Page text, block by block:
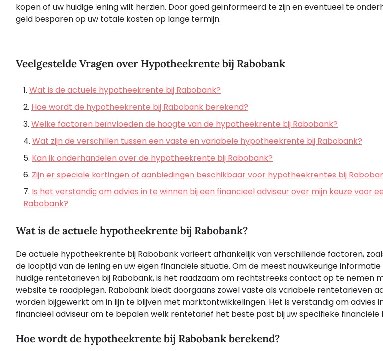
kopen of uw huidige lening wilt herzien. Door goed geïnformeerd te zijn en eventueel te
geld besparen op uw totale kosten op lange termijn.
Veelgestelde Vragen over Hypotheekrente bij Rabobank
Wat is de actuele hypotheekrente bij Rabobank?
Hoe wordt de hypotheekrente bij Rabobank berekend?
Welke factoren beïnvloeden de hoogte van de hypotheekrente bij Rabobank?
Wat zijn de verschillen tussen een vaste en variabele hypotheekrente bij Rabobank?
Kan ik onderhandelen over de hypotheekrente bij Rabobank?
Zijn er speciale kortingen of aanbiedingen beschikbaar voor hypotheekrentes bij
Is het verstandig om advies in te winnen bij een financieel adviseur over mijn keuze voor
Rabobank?
Wat is de actuele hypotheekrente bij Rabobank?
De actuele hypotheekrente bij Rabobank varieert afhankelijk van verschillende factoren,
de looptijd van de lening en uw eigen financiële situatie. Om de meest nauwkeurige
huidige rentetarieven bij Rabobank, is het raadzaam om rechtstreeks contact op te nemen
website te raadplegen. Rabobank biedt doorgaans zowel vaste als variabele rentetarieven
worden bijgewerkt om in lijn te blijven met marktontwikkelingen. Het is verstandig om advies
financieel adviseur om te bepalen welk rentetarief het beste past bij uw specifieke financiële
Hoe wordt de hypotheekrente bij Rabobank berekend?